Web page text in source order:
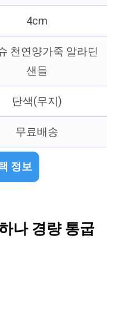
4cm
천연양가죽 알라딘
샌들
단색(무지)
무료배송
정보
나 경량 통굽